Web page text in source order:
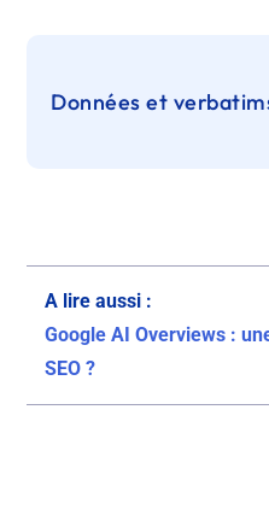
Données et
A lire aussi :
Google AI Overviews :
SEO ?